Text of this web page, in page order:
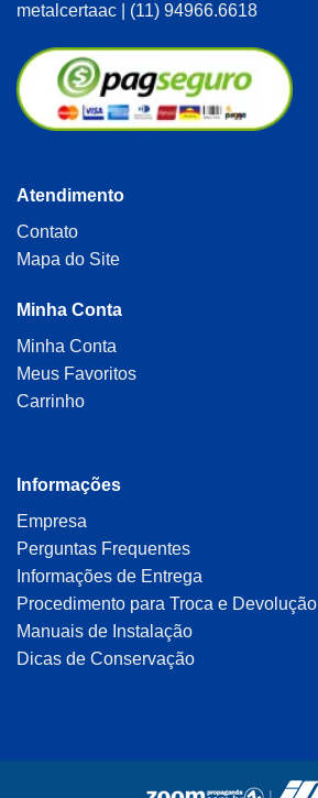
metalcertaac | (11) 94966.6618
Atendimento
Contato
Mapa do Site
Minha Conta
Minha Conta
Meus Favoritos
Carrinho
Informações
Empresa
Perguntas Frequentes
Informações de Entrega
Procedimento para Troca e Devolução
Manuais de Instalação
Dicas de Conservação